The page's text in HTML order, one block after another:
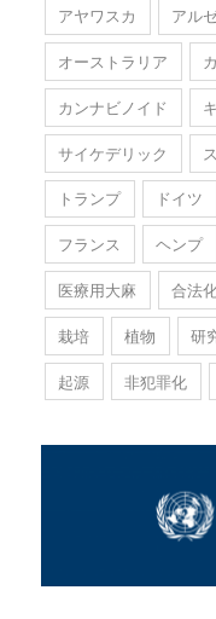
アヤワスカ
アル
オーストラリア
カンナビノイド
サイケデリック
トランプ
ドイツ
フランス
ヘンプ
医療用大麻
合法
栽培
植物 研
起源
非犯罪化